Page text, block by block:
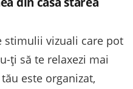
stimulii vizuali care pot
ți să te relaxezi mai
este organizat,